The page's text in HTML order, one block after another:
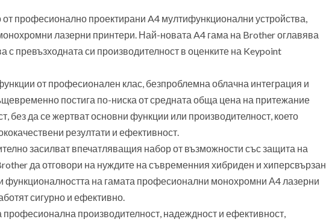
професионално проектирани A4 мултифункционални устройства,
лазерни принтери. Най-новата A4 гама на Brother оглавява
с превъзходната си производителност в оценките на Keypoint
от професионален клас, безпроблемна облачна интеграция и
постига по-ниска от средната обща цена на притежание
без да се жертват основни функции или производителност, което
резултати и ефективност.
засилват впечатляващия набор от възможности със защита на
да отговори на нуждите на съвременния хибриден и хиперсвързан
функционалността на гамата професионални монохромни А4 лазерни
сигурно и ефективно.
производителност, надеждност и ефективност,